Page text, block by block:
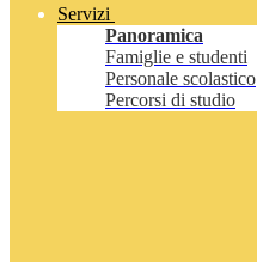
Servizi
Panoramica
Famiglie e studenti
Personale scolastico
Percorsi di studio